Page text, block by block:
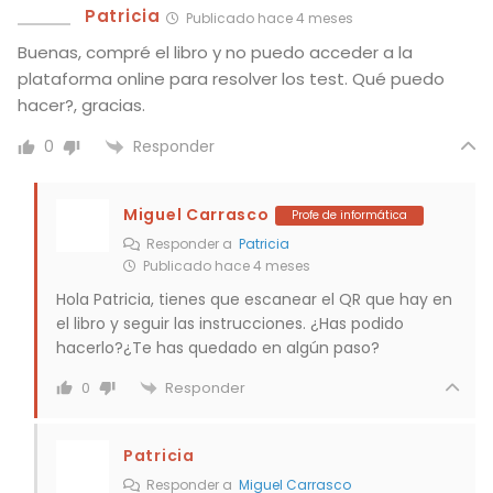
Patricia Publicado hace 4 meses
Buenas, compré el libro y no puedo acceder a la
plataforma online para resolver los test. Qué puedo
hacer?, gracias.
0 Responder
Miguel Carrasco Profe de informática
Responder a Patricia
Publicado hace 4 meses
Hola Patricia, tienes que escanear el QR que hay en
el libro y seguir las instrucciones. ¿Has podido
hacerlo?¿Te has quedado en algún paso?
0 Responder
Patricia
Responder a Miguel Carrasco